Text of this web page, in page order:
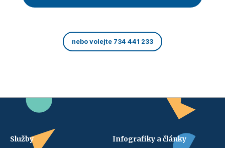
nebo volejte 734 441 233
Služby Infografiky a články